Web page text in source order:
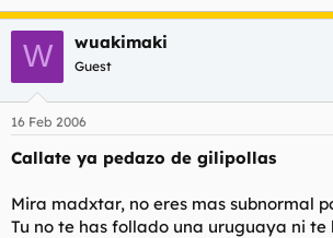
W wuakimaki
Guest
16 Feb 2006
Callate ya pedazo de gilipollas
Mira madxtar, no eres mas subnormal
Tu no te has follado una uruguaya ni